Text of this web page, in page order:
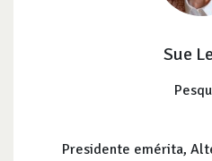
Sue
Presidente emérita,